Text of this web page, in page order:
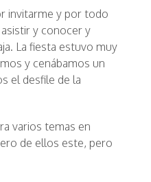
invitarme y por todo
y conocer y
La fiesta estuvo muy
y cenábamos un
el desfile de la
varios temas en
de ellos este, pero